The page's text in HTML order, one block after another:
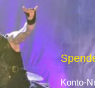
Konto-